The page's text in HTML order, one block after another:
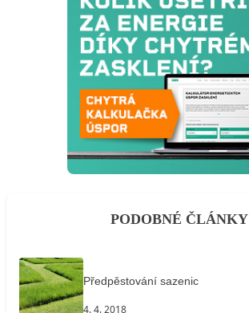
PODOBNÉ ČLÁNKY
Předpěstování sazenic
4. 4. 2018